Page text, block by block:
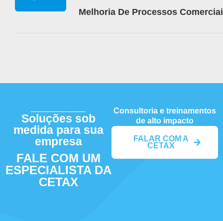
Melhoria De Processos
Soluções sob
medida para sua
empresa
FALE COM UM
ESPECIALISTA DA
CETAX
Consultoria e treinamentos
de alto impacto
FALAR COM A
CETAX